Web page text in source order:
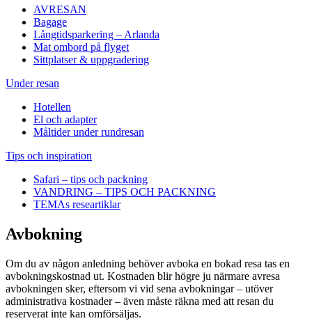
AVRESAN
Bagage
Långtidsparkering – Arlanda
Mat ombord på flyget
Sittplatser & uppgradering
Under resan
Hotellen
El och adapter
Måltider under rundresan
Tips och inspiration
Safari – tips och packning
VANDRING – TIPS OCH PACKNING
TEMAs researtiklar
Avbokning
Om du av någon anledning behöver avboka en bokad resa tas en
avbokningskostnad ut. Kostnaden blir högre ju närmare avresa
avbokningen sker, eftersom vi vid sena avbokningar – utöver
administrativa kostnader – även måste räkna med att resan du
reserverat inte kan omförsäljas.